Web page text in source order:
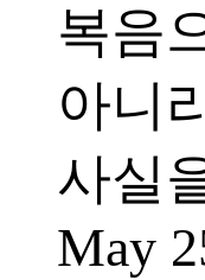
복음
아니
사실
May